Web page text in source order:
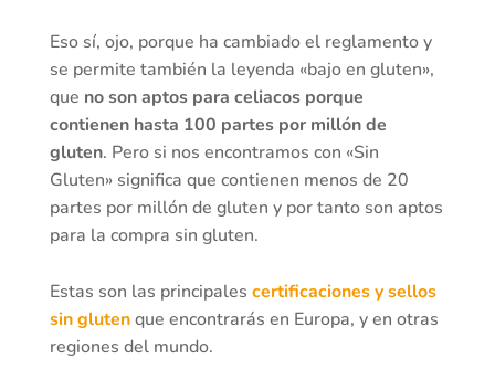
Eso sí, ojo, porque ha cambiado el reglamento y
se permite también la leyenda «bajo en gluten»,
que no son aptos para celiacos porque
contienen hasta 100 partes por millón de
gluten. Pero si nos encontramos con «Sin
Gluten» significa que contienen menos de 20
partes por millón de gluten y por tanto son aptos
para la compra sin gluten.
Estas son las principales certificaciones y sellos
sin glutenque encontrarás en Europa, y en otras
regiones del mundo.